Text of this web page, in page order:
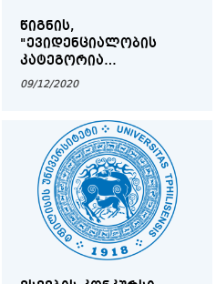
ᲬᲘᲒᲜᲘᲡ,
"ᲔᲕᲘᲓᲔᲜᲪᲘᲐᲚᲝᲑᲘᲡ
ᲙᲐᲢᲔᲒᲝᲠᲘᲐ
ᲥᲐᲠᲗᲕᲔᲚᲣᲠ ᲔᲜᲔᲑᲨᲘ",
09/12/2020